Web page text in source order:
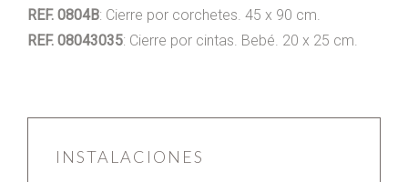
REF. 0804B: Cierre por corchetes. 45 x 90 cm.
REF. 08043035: Cierre por cintas. Bebé. 20 x 25 cm.
INSTALACIONES